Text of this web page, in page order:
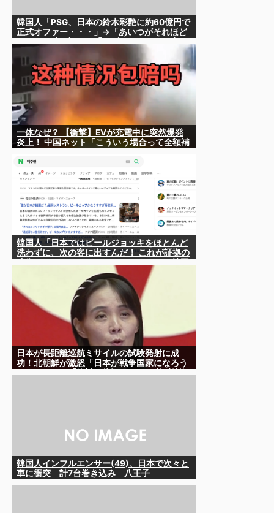
韓国人「PSG、日本の鈴木彩艶に約60億円で
正式オファー・・・」→「あいつがそれほど
るとは思わないけど、それでもやっぱり羨ま
しいね」
一体なぜ？ 【衝撃】EVが充電中に突然爆発
炎上！ 中国ネット「こういう場合って全額補
韓国人「日本ではビールジョッキをほとんど
洗わずに、次の客に出すんだ！ これが証拠の
には「アレ」がないんだ？
日本が長距離巡航ミサイルの試験発射に成
功！北朝鮮が激怒「日本が戦争国家になろう
韓国人インフルエンサー(49)、日本で次々と
車に衝突 計7台巻き込み 八王子